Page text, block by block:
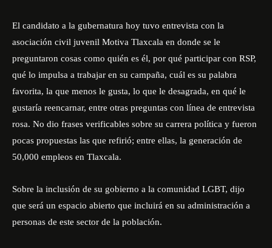
El candidato a la gubernatura hoy tuvo entrevista con la
asociación civil juvenil Motiva Tlaxcala en donde se le
preguntaron cosas como quién es él, por qué participar con RSP,
qué lo impulsa a trabajar en su campaña, cuál es su palabra
favorita, la que menos le gusta, lo que le desagrada, en qué le
gustaría reencarnar, entre otras preguntas con línea de entrevista
rosa. No dio frases verificables sobre su carrera política y fueron
pocas propuestas las que refirió; entre ellas, la generación de
50,000 empleos en Tlaxcala.
Sobre la inclusión de su gobierno a la comunidad LGBT, dijo
que será un espacio abierto que incluirá en su administración a
personas de este sector de la población.